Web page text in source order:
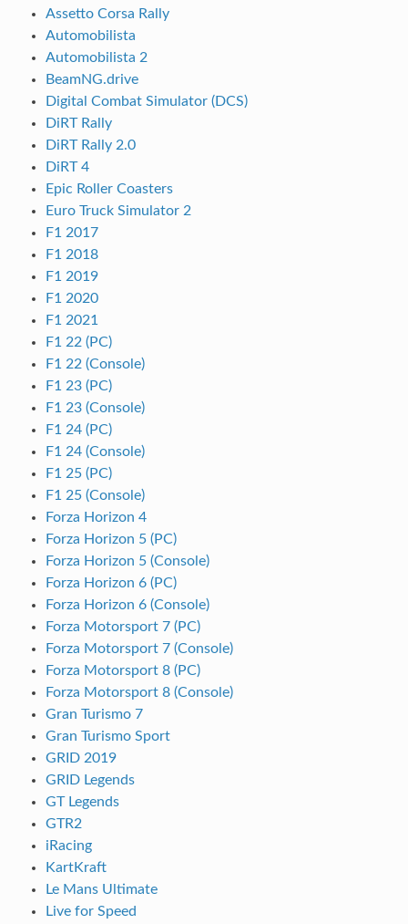
Assetto Corsa Rally
Automobilista
Automobilista 2
BeamNG.drive
Digital Combat Simulator (DCS)
DiRT Rally
DiRT Rally 2.0
DiRT 4
Epic Roller Coasters
Euro Truck Simulator 2
F1 2017
F1 2018
F1 2019
F1 2020
F1 2021
F1 22 (PC)
F1 22 (Console)
F1 23 (PC)
F1 23 (Console)
F1 24 (PC)
F1 24 (Console)
F1 25 (PC)
F1 25 (Console)
Forza Horizon 4
Forza Horizon 5 (PC)
Forza Horizon 5 (Console)
Forza Horizon 6 (PC)
Forza Horizon 6 (Console)
Forza Motorsport 7 (PC)
Forza Motorsport 7 (Console)
Forza Motorsport 8 (PC)
Forza Motorsport 8 (Console)
Gran Turismo 7
Gran Turismo Sport
GRID 2019
GRID Legends
GT Legends
GTR2
iRacing
KartKraft
Le Mans Ultimate
Live for Speed